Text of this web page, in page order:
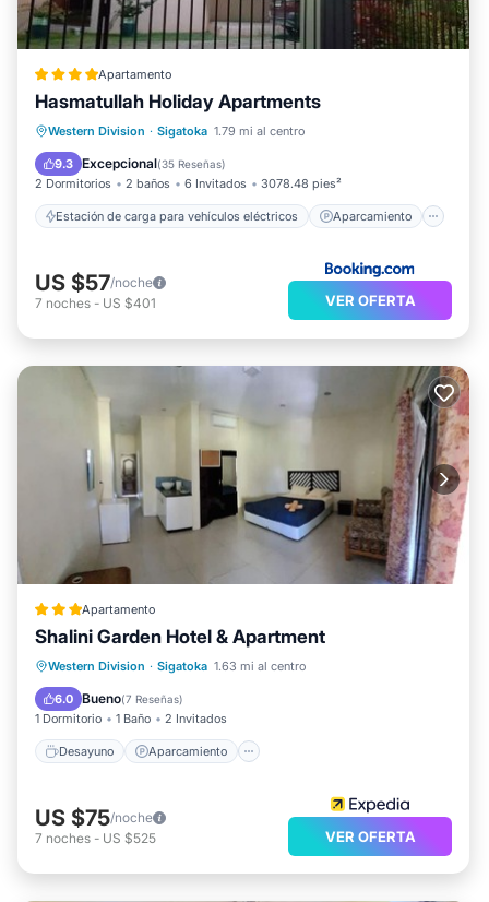
Apartamento
Hasmatullah Holiday Apartments
Western Division · Sigatoka 1.79 mi al centro
9.3 Excepcional(35 Reseñas)
2 Dormitorios 2 baños 6 Invitados 3078.48 pies²
Estación de carga para vehículos eléctricos Aparcamiento
Estación de carga para vehículos eléctricos
Aparcamiento
Balcón/Terraza
Vistas
US $57/noche
7 noches - US $401 VER OFERTA
Apartamento
Shalini Garden Hotel & Apartment
Western Division · Sigatoka 1.63 mi al centro
6.0 Bueno(7 Reseñas)
1 Dormitorio 1 Baño 2 Invitados
Desayuno Aparcamiento
Desayuno
Aparcamiento
Balcón/Terraza
US $75/noche
7 noches - US $525 VER OFERTA